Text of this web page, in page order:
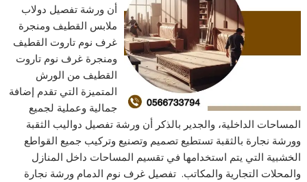
أن ورشة تفصيل دولاب
ملابس القطيف ومنجرة
غرف نوم تاروت القطيف
ومنجرة غرف نوم تاروت
القطيف من الورش
المتميزة التي تقدم إضافة
جمالية وعملية لجميع
المساحات الداخلية، والجدير بالذكر أن ورشة تفصيل دواليب الثقبة
وورشة نجارة بالثقبة تستطيع تصميم وتصنيع وتركيب جميع القواطع
الخشبية التي يتم استخدامها في تقسيم المساحات داخل المنازل
والمحلات التجارية والمكاتب. تفصيل غرف نوم الدمام ورشة نجارة